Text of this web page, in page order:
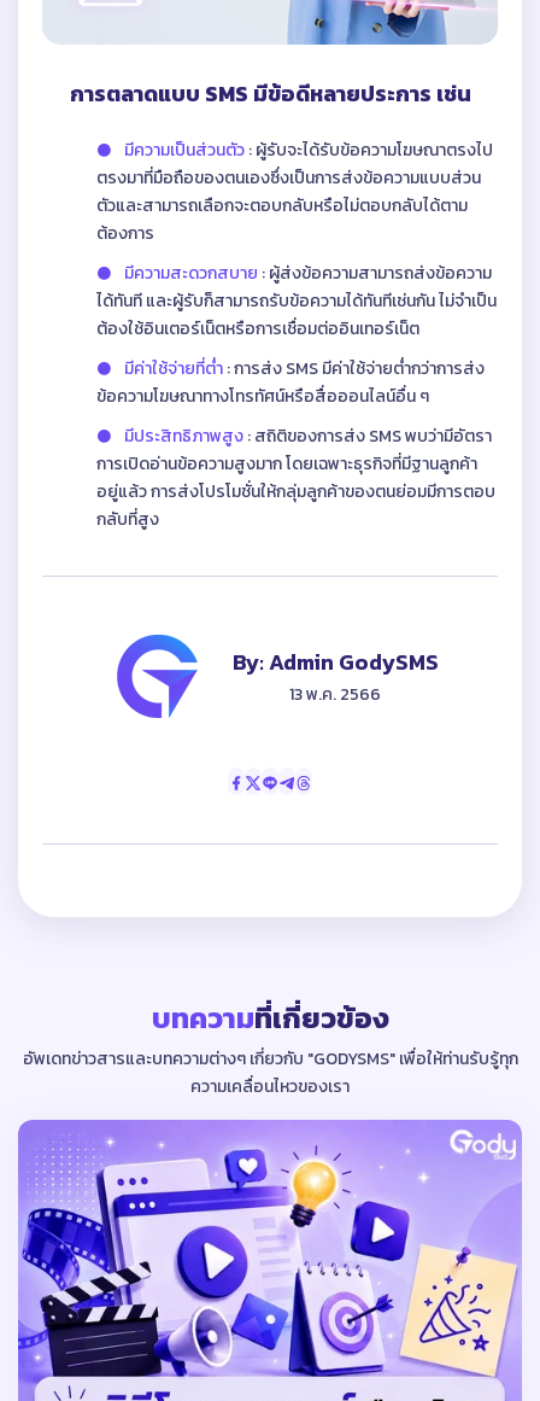
การตลาดแบบ SMS มีข้อดีหลายประการ เช่น
มีความเป็นส่วนตัว: ผู้รับจะได้รับข้อความโฆษณาตรงไป
ตรงมาที่มือถือของตนเองซึ่งเป็นการส่งข้อความแบบส่วน
ตัวและสามารถเลือกจะตอบกลับหรือไม่ตอบกลับได้ตาม
ต้องการ
มีความสะดวกสบาย : ผู้ส่งข้อความสามารถส่งข้อความ
ได้ทันที และผู้รับก็สามารถรับข้อความได้ทันทีเช่นกัน ไม่จำเป็น
ต้องใช้อินเตอร์เน็ตหรือการเชื่อมต่ออินเทอร์เน็ต
มีค่าใช้จ่ายที่ต่ำ: การส่ง SMS มีค่าใช้จ่ายต่ำกว่าการส่ง
ข้อความโฆษณาทางโทรทัศน์หรือสื่อออนไลน์อื่น ๆ
มีประสิทธิภาพสูง: สถิติของการส่ง SMS พบว่ามีอัตรา
การเปิดอ่านข้อความสูงมาก โดยเฉพาะธุรกิจที่มีฐานลูกค้า
อยู่แล้ว การส่งโปรโมชั่นให้กลุ่มลูกค้าของตนย่อมมีการตอบ
กลับที่สูง
By: Admin GodySMS
13 พ.ค. 2566
บทความที่เกี่ยวข้อง
อัพเดทข่าวสารและบทความต่างๆ เกี่ยวกับ "GODYSMS"เพื่อให้ท่านรับรู้ทุก
ความเคลื่อนไหวของเรา